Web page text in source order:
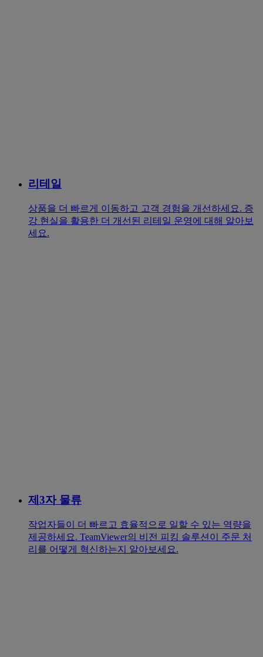
리테일
상품을 더 빠르게 이동하고 고객 경험을 개선하세요. 증
강 현실을 활용한 더 개선된 리테일 운영에 대해 알아보
세요.
제3자 물류
작업자들이 더 빠르고 효율적으로 일할 수 있는 역량을
제공하세요. TeamViewer의 비전 피킹 솔루션이 주문 처
리를 어떻게 혁신하는지 알아보세요.